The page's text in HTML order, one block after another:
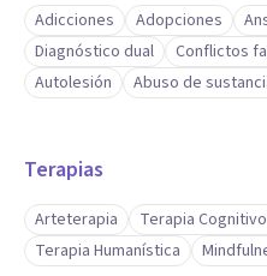
Adicciones Adopciones
Diagnóstico dual
Conflictos
Autolesión
Abuso de
Terapias
Arteterapia Terapia
Terapia Humanística